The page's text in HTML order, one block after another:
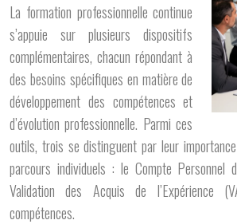
La formation professionnelle continue
s’appuie sur plusieurs dispositifs
complémentaires, chacun répondant à
des besoins spécifiques en matière de
développement des compétences et
d’évolution professionnelle. Parmi ces
outils, trois se distinguent par leur
parcours individuels : le Compte Personnel
Validation des Acquis de l’Expérience
compétences.